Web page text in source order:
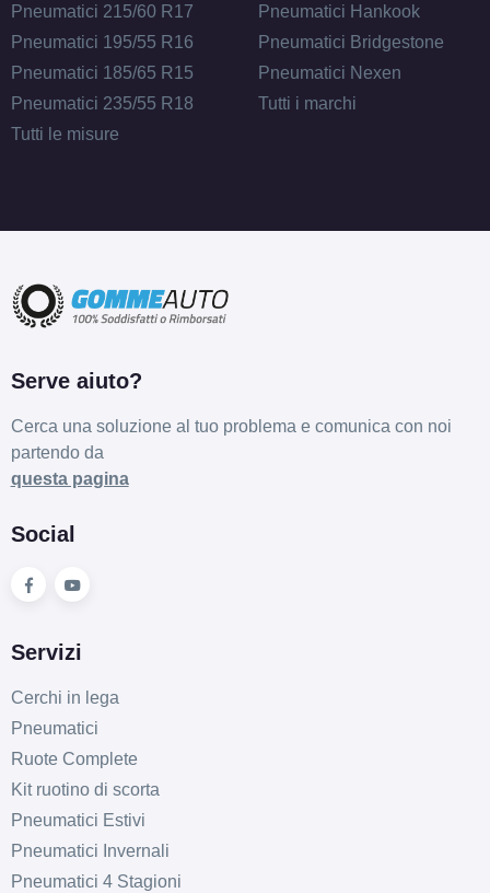
Pneumatici 215/60 R17
Pneumatici 195/55 R16
Pneumatici 185/65 R15
Pneumatici 235/55 R18
Tutti le misure
Pneumatici Hankook
Pneumatici Bridgestone
Pneumatici Nexen
Tutti i marchi
Serve aiuto?
Cerca una soluzione al tuo problema e comunica con noi
partendo da
questa pagina
Social
Servizi
Cerchi in lega
Pneumatici
Ruote Complete
Kit ruotino di scorta
Pneumatici Estivi
Pneumatici Invernali
Pneumatici 4 Stagioni